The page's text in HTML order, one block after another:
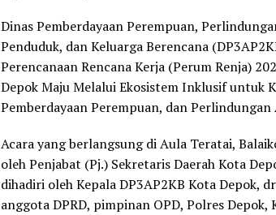
Dinas Pemberdayaan Perempuan,
Penduduk, dan Keluarga Berencana
Perencanaan Rencana Kerja (Perum Renja)
Depok Maju Melalui Ekosistem Inklusif untuk
Pemberdayaan Perempuan, dan Perlindungan
Acara yang berlangsung di Aula Teratai,
oleh Penjabat (Pj.) Sekretaris Daerah Kota
dihadiri oleh Kepala DP3AP2KB Kota Depok,
anggota DPRD, pimpinan OPD, Polres Depok,